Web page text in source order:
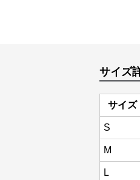
サイズ
サイズ
S
M
L